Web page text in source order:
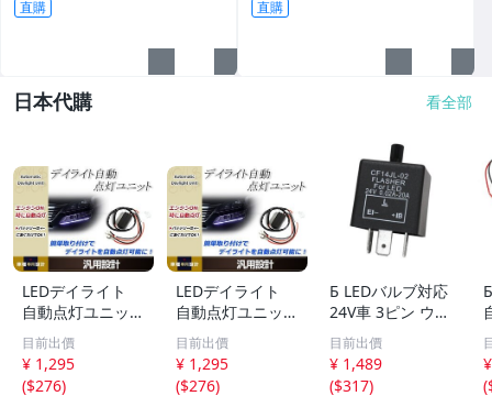
直購 直購
日本代購 看全部
LEDデイライト
自動点灯ユニット
減光機能付き 12V
車専用 エンジン
ON連動 ポジショ
ン フォグランプ
目前出價
¥ 1,295
($276)
LEDデイライト
自動点灯ユニット
減光機能付き 12V
車専用 エンジン
ON連動 ポジショ
ン フォグランプ
目前出價
¥ 1,295
($276)
Б LEDバルブ対応
24V車 3ピン ウイ
ンカーリレー 速
度調整 無段階調
整可能 カチカチ
音内蔵 スピーカ
目前出價
¥ 1,489
($317)
(